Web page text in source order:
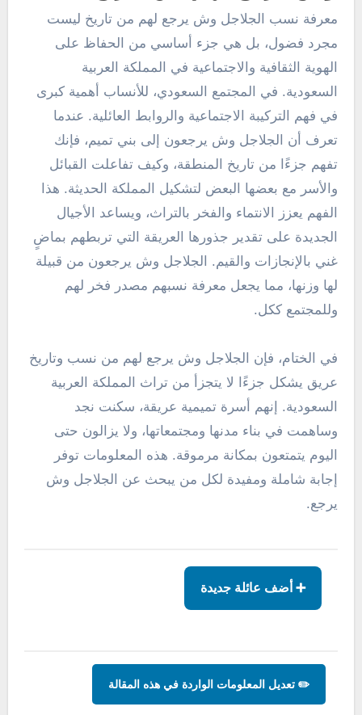
معرفة نسب الجلاجل وش يرجع لهم من تاريخ ليست
مجرد فضول، بل هي جزء أساسي من الحفاظ على
الهوية الثقافية والاجتماعية في المملكة العربية
السعودية. في المجتمع السعودي، للأنساب أهمية كبرى
في فهم التركيبة الاجتماعية والروابط العائلية. عندما
تعرف أن الجلاجل وش يرجعون إلى بني تميم، فإنك
تفهم جزءًا من تاريخ المنطقة، وكيف تفاعلت القبائل
والأسر مع بعضها البعض لتشكيل المملكة الحديثة. هذا
الفهم يعزز الانتماء والفخر بالتراث، ويساعد الأجيال
الجديدة على تقدير جذورها العريقة التي تربطهم بماضٍ
غني بالإنجازات والقيم. الجلاجل وش يرجعون من قبيلة
لها وزنها، مما يجعل معرفة نسبهم مصدر فخر لهم
وللمجتمع ككل.
في الختام، فإن الجلاجل وش يرجع لهم من نسب وتاريخ
عريق يشكل جزءًا لا يتجزأ من تراث المملكة العربية
السعودية. إنهم أسرة تميمية عريقة، سكنت نجد
وساهمت في بناء مدنها ومجتمعاتها، ولا يزالون حتى
اليوم يتمتعون بمكانة مرموقة. هذه المعلومات توفر
إجابة شاملة ومفيدة لكل من يبحث عن الجلاجل وش
يرجع.
➕ أضف عائلة جديدة
✏️ تعديل المعلومات الواردة في هذه المقالة